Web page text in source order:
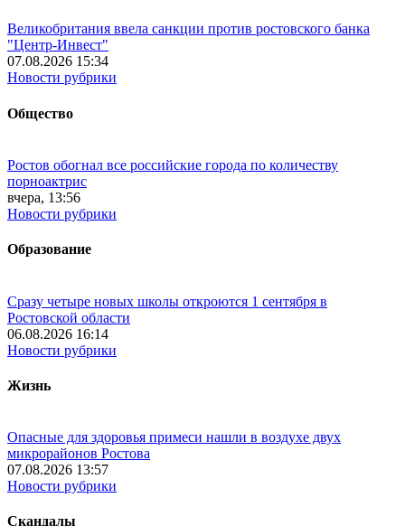
Великобритания ввела санкции против ростовского банка
"Центр-Инвест"
07.08.2026 15:34
Новости рубрики
Общество
Ростов обогнал все российские города по количеству
порноактрис
вчера, 13:56
Новости рубрики
Образование
Сразу четыре новых школы откроются 1 сентября в
Ростовской области
06.08.2026 16:14
Новости рубрики
Жизнь
Опасные для здоровья примеси нашли в воздухе двух
микрорайонов Ростова
07.08.2026 13:57
Новости рубрики
Скандалы